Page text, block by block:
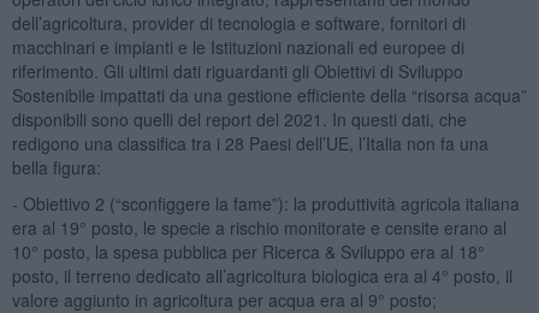
dell’agricoltura, provider di tecnologia e software, fornitori di
macchinari e impianti e le Istituzioni nazionali ed europee di
riferimento. Gli ultimi dati riguardanti gli Obiettivi di Sviluppo
Sostenibile impattati da una gestione efficiente della “risorsa acqua”
disponibili sono quelli del report del 2021. In questi dati, che
redigono una classifica tra i 28 Paesi dell’UE, l’Italia non fa una
bella figura:
- Obiettivo 2 (“sconfiggere la fame”): la produttività agricola italiana
era al 19° posto, le specie a rischio monitorate e censite erano al
10° posto, la spesa pubblica per Ricerca & Sviluppo era al 18°
posto, il terreno dedicato all’agricoltura biologica era al 4° posto, il
valore aggiunto in agricoltura per acqua era al 9° posto;